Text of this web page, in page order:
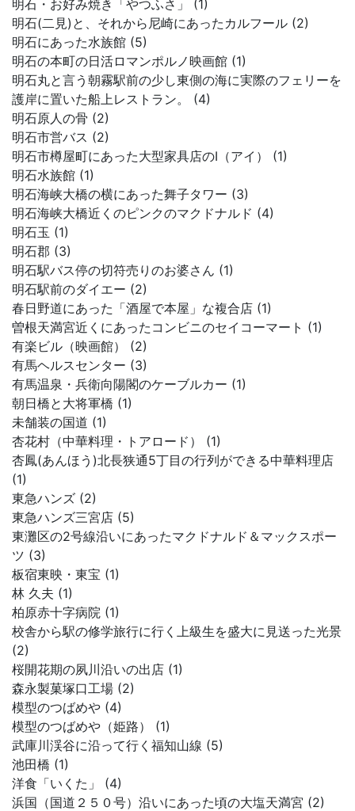
明石・お好み焼き「やつふさ」 (1)
明石(二見)と、それから尼崎にあったカルフール (2)
明石にあった水族館 (5)
明石の本町の日活ロマンポルノ映画館 (1)
明石丸と言う朝霧駅前の少し東側の海に実際のフェリーを
護岸に置いた船上レストラン。 (4)
明石原人の骨 (2)
明石市営バス (2)
明石市樽屋町にあった大型家具店のI（アイ） (1)
明石水族館 (1)
明石海峡大橋の横にあった舞子タワー (3)
明石海峡大橋近くのピンクのマクドナルド (4)
明石玉 (1)
明石郡 (3)
明石駅バス停の切符売りのお婆さん (1)
明石駅前のダイエー (2)
春日野道にあった「酒屋で本屋」な複合店 (1)
曽根天満宮近くにあったコンビニのセイコーマート (1)
有楽ビル（映画館） (2)
有馬ヘルスセンター (3)
有馬温泉・兵衛向陽閣のケーブルカー (1)
朝日橋と大将軍橋 (1)
未舗装の国道 (1)
杏花村（中華料理・トアロード） (1)
杏鳳(あんほう)北長狭通5丁目の行列ができる中華料理店
(1)
東急ハンズ (2)
東急ハンズ三宮店 (5)
東灘区の2号線沿いにあったマクドナルド＆マックスポー
ツ (3)
板宿東映・東宝 (1)
林 久夫 (1)
柏原赤十字病院 (1)
校舎から駅の修学旅行に行く上級生を盛大に見送った光景
(2)
桜開花期の夙川沿いの出店 (1)
森永製菓塚口工場 (2)
模型のつばめや (4)
模型のつばめや（姫路） (1)
武庫川渓谷に沿って行く福知山線 (5)
池田橋 (1)
洋食「いくた」 (4)
浜国（国道２５０号）沿いにあった頃の大塩天満宮 (2)